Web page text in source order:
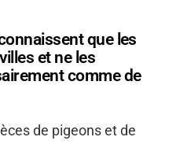
que les
et ne les
comme de
de pigeons et de